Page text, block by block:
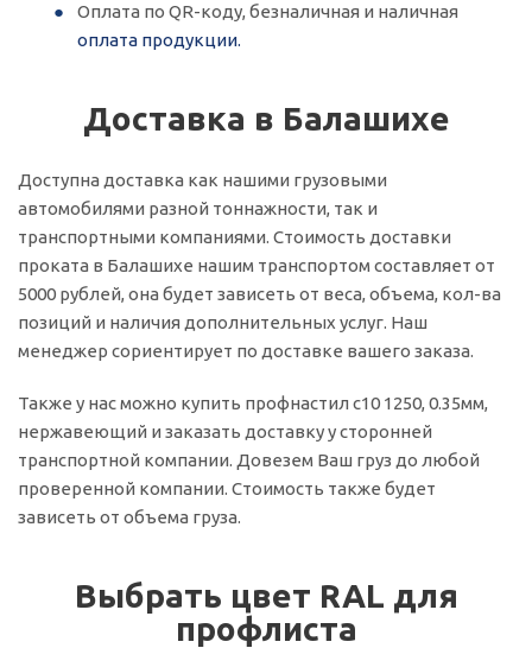
Оплата по QR-коду, безналичная и наличная
оплата продукции.
Доставка в Балашихе
Доступна доставка как нашими грузовыми
автомобилями разной тоннажности, так и
транспортными компаниями. Стоимость доставки
проката в Балашихе нашим транспортом составляет от
5000 рублей, она будет зависеть от веса, объема, кол-ва
позиций и наличия дополнительных услуг. Наш
менеджер сориентирует по доставке вашего заказа.
Также у нас можно купить профнастил с10 1250, 0.35мм,
нержавеющий и заказать доставку у сторонней
транспортной компании. Довезем Ваш груз до любой
проверенной компании. Стоимость также будет
зависеть от объема груза.
Выбрать цвет RAL для
профлиста